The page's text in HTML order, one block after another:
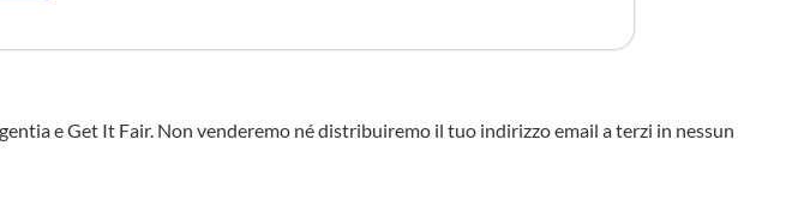
e Get It Fair. Non venderemo né distribuiremo il tuo indirizzo email a terzi in nessun